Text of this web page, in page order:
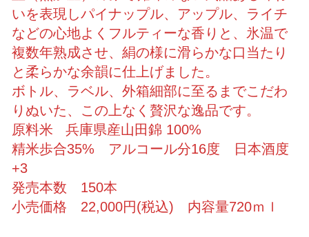
いを表現しパイナップル、アップル、ライチ
などの心地よくフルティーな香りと、氷温で
複数年熟成させ、絹の様に滑らかな口当たり
と柔らかな余韻に仕上げました。
ボトル、ラベル、外箱細部に至るまでこだわ
りぬいた、この上なく贅沢な逸品です。
原料米 兵庫県産山田錦 100%
精米歩合35% アルコール分16度 日本酒度
+3
発売本数 150本
小売価格 22,000円(税込) 内容量720ｍｌ